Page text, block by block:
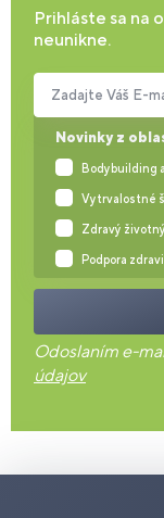
Prihláste sa na
neunikne.
Novinky z
Bodybuilding
Vytrvalostné
Zdravý
Podpora
Zadajte Váš E-
Odoslaním e-
údajov